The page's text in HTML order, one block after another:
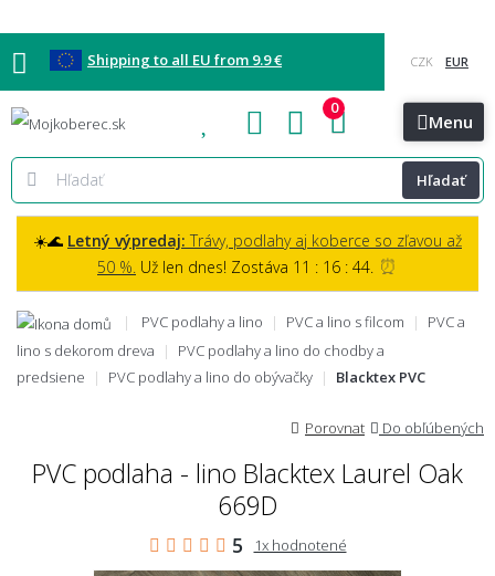
Shipping to all EU from 9.9 €
Blog Kontakt Menu
Hľadať
0
☀️🌊 Letný výpredaj: Trávy, podlahy aj koberce so zľavou až
50 %. Už len dnes! Zostáva 11 : 16 : 43. ⏰
PVC podlahy a lino PVC a lino s filcom
PVC a
lino s dekorom dreva
PVC podlahy a lino do chodby a
predsiene
PVC podlahy a lino do obývačky Blacktex PVC
Porovnat Do obľúbených
PVC podlaha - lino Blacktex Laurel Oak
669D
5 1x hodnotené